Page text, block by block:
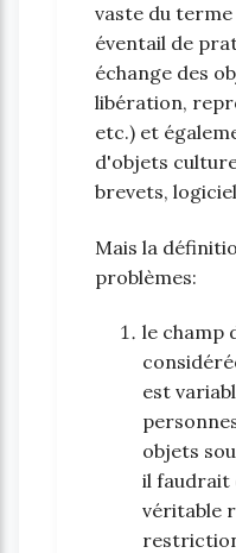
vaste du
éventail de
échange des
libération,
etc.) et
d'objets
brevets,
Mais la
problèmes:
le champ
est
objets
il faudrait
véritable